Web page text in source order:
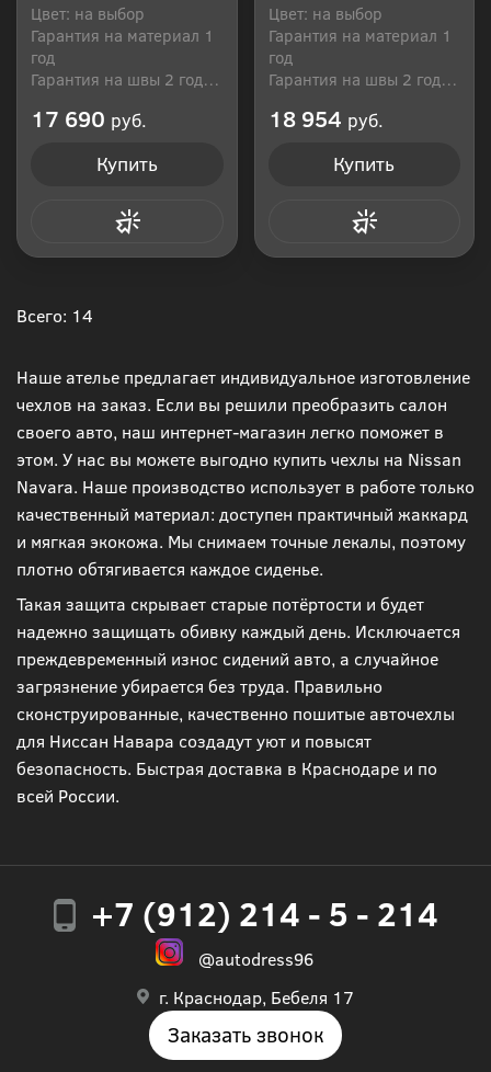
Цвет: на выбор
Гарантия на материал 1
год
Гарантия на швы 2 года
17 690 руб.
Купить
Цвет: на выбор
Гарантия на материал 1
год
Гарантия на швы 2 года
18 954 руб.
Купить
Всего: 14
Наше ателье предлагает индивидуальное изготовление
чехлов на заказ. Если вы решили преобразить салон
своего авто, наш интернет-магазин легко поможет в
этом. У нас вы можете выгодно купить чехлы на Nissan
Navara. Наше производство использует в работе только
качественный материал: доступен практичный жаккард
и мягкая экокожа. Мы снимаем точные лекалы, поэтому
плотно обтягивается каждое сиденье.
Такая защита скрывает старые потёртости и будет
надежно защищать обивку каждый день. Исключается
преждевременный износ сидений авто, а случайное
загрязнение убирается без труда. Правильно
сконструированные, качественно пошитые авточехлы
для Ниссан Навара создадут уют и повысят
безопасность. Быстрая доставка в Краснодаре и по
всей России.
+7 (912) 214 - 5 - 214
@autodress96
г. Краснодар, Бебеля 17
Заказать звонок